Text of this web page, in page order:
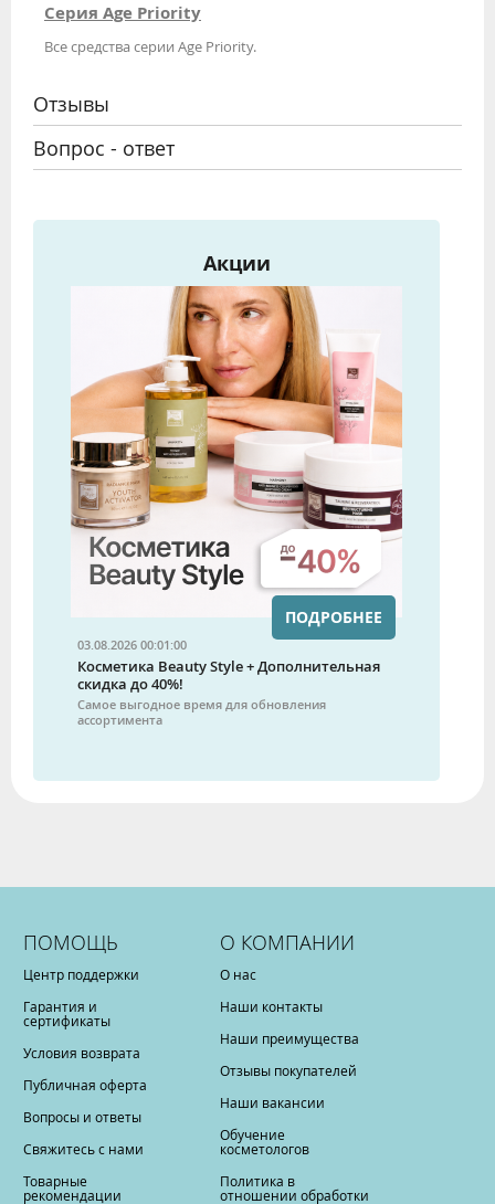
Серия Age Priority
Все средства серии Age Priority.
Отзывы
Вопрос - ответ
Акции
03.08.2026 00:01:00
Косметика Beauty Style + Дополнительная
скидка до 40%!
Самое выгодное время для обновления
ассортимента
ПОДРОБНЕЕ
ПОМОЩЬ
Центр поддержки
Гарантия и
сертификаты
Условия возврата
Публичная оферта
Вопросы и ответы
Свяжитесь с нами
Товарные
рекомендации
О КОМПАНИИ
О нас
Наши контакты
Наши преимущества
Отзывы покупателей
Наши вакансии
Обучение
косметологов
Политика в
отношении обработки